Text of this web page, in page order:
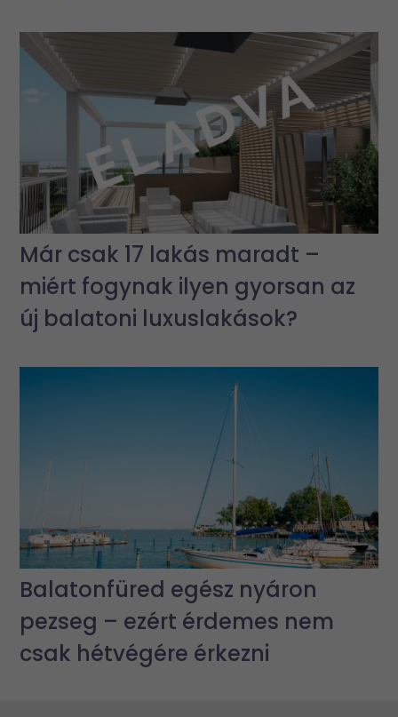
Már csak 17 lakás maradt –
miért fogynak ilyen gyorsan az
új balatoni luxuslakások?
Balatonfüred egész nyáron
pezseg – ezért érdemes nem
csak hétvégére érkezni